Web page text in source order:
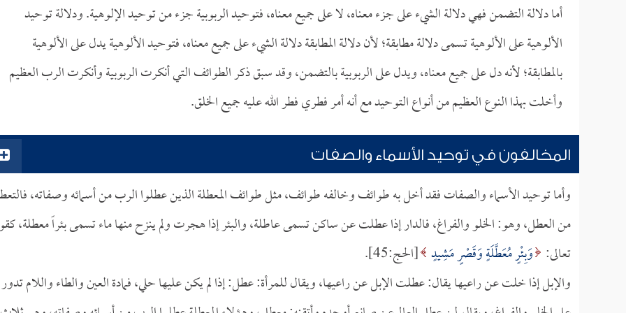
أما دلالة التضمن فهي دلالة الشيء على جزء معناه، لا على جميع معناه، فتوحيد الربوبية جزء من توحيد الإلوهية. ودلالة توحيد
الألوهية على الألوهية تسمى دلالة مطابقة؛ لأن دلالة المطابقة دلالة الشيء على جميع معناه، فتوحيد الألوهية يدل على الألوهية
بالمطابقة؛ لأنه دل على جميع معناه، ويدل على الربوبية بالتضمن، وقد سبق ذكر الطوائف التي أنكرت الربوبية وأنكرت الرب العظيم
وأخلت بهذا النوع العظيم من أنواع التوحيد مع أنه أمر فطري فطر الله عليه جميع الخلق.
المخالفون في توحيد الأسماء والصفات
وأما توحيد الأسماء والصفات فقد أخل به طوائف وخالفه طوائف، مثل طوائف المعطلة الذين عطلوا الرب من أسمائه وصفاته،
من العطل، وهو: الخلو والفراغ، فالدار إذا عطلت عن ساكن تسمى عاطلة، والبئر إذا هجرت ولم ينزح منها ماء تسمى بئراً معطلة،
تعالى: وَبِئْرٍ مُعَطَّلَةٍ وَقَصْرٍ مَشِيدٍ [الحج:45].
والإبل إذا خلت عن راعيها يقال: عطلت الإبل عن راعيها، ويقال للمرأة: عطل: إذا لم يكن عليها حلي، فمادة العين والطاء واللام تدور